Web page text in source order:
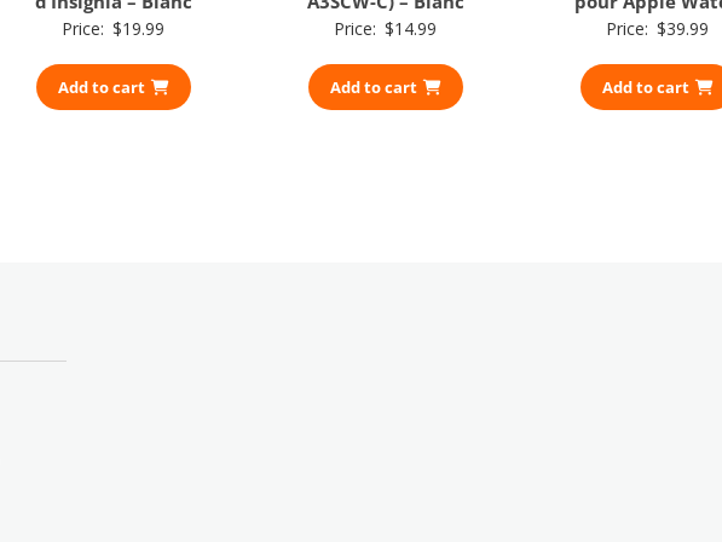
Price: $19.99
Add to cart
Price: $14.99
Add to cart
Price: $39.99
Add to cart